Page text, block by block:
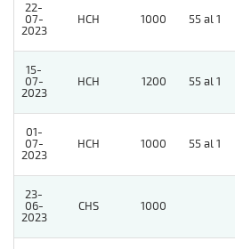
22-
07-
2023
HCH 1000 55 al 1
15-
07-
2023
HCH 1200 55 al 1
01-
07-
2023
HCH 1000 55 al 1
23-
06-
2023
CHS 1000